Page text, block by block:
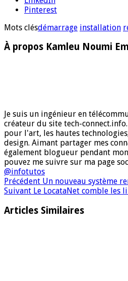
Pinterest
Mots clésdémarrage installation
À propos Kamleu Noumi
Je suis un ingénieur en
créateur du site tech-
pour l'art, les hautes
design. Aimant partager mes
également blogueur pendant
pouvez me suivre sur ma page
@infotutos
Précédent Un nouveau système
Suivant Le LocataNet comble les
Articles Similaires